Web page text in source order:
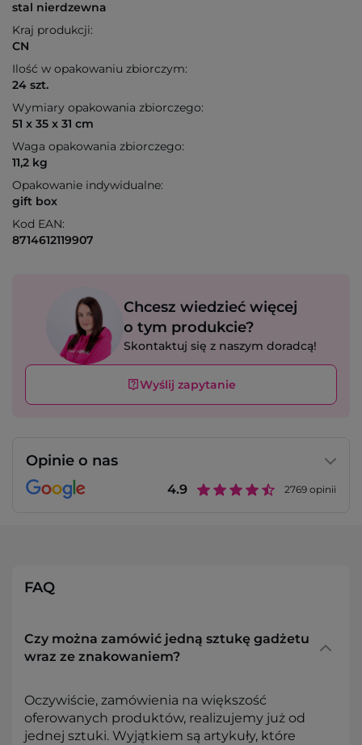
stal nierdzewna
Kraj produkcji:
CN
Ilość w opakowaniu zbiorczym:
24 szt.
Wymiary opakowania zbiorczego:
51 x 35 x 31 cm
Waga opakowania zbiorczego:
11,2 kg
Opakowanie indywidualne:
gift box
Kod EAN:
8714612119907
Chcesz wiedzieć więcej
o tym produkcie?
Skontaktuj się z naszym doradcą!
Wyślij zapytanie
Opinie o nas
4.9 2769 opinii
FAQ
Czy można zamówić jedną sztukę gadżetu
wraz ze znakowaniem?
Oczywiście, zamówienia na większość
oferowanych produktów, realizujemy już od
jednej sztuki. Wyjątkiem są artykuły, które